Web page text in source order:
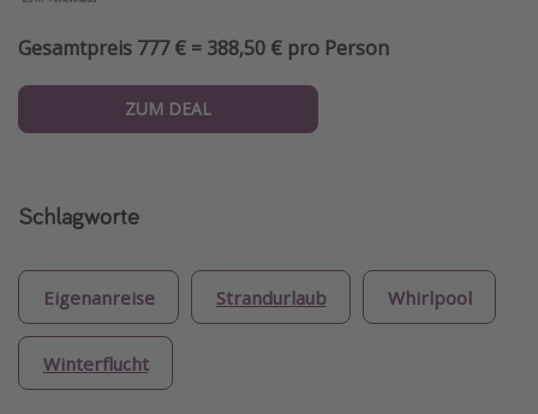
Gesamtpreis 777 € = 388,50 € pro Person
ZUM DEAL
Schlagworte
Eigenanreise Strandurlaub Whirlpool
Winterflucht